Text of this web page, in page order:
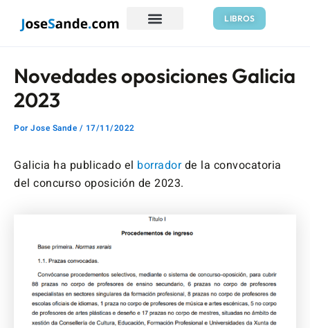
LIBROS
Novedades oposiciones Galicia
2023
Por Jose Sande / 17/11/2022
Galicia ha publicado el borradorde la convocatoria
del concurso oposición de 2023.
de